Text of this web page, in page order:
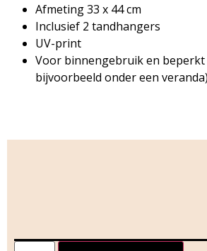
Afmeting 33 x 44 cm
Inclusief 2 tandhangers
UV-print
Voor binnengebruik en
bijvoorbeeld onder een veranda)